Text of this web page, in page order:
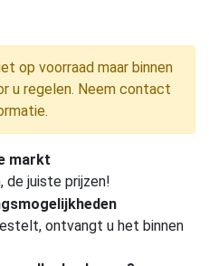
op voorraad maar binnen
u regelen. Neem contact
markt
de juiste prijzen!
ontvangt u het binnen